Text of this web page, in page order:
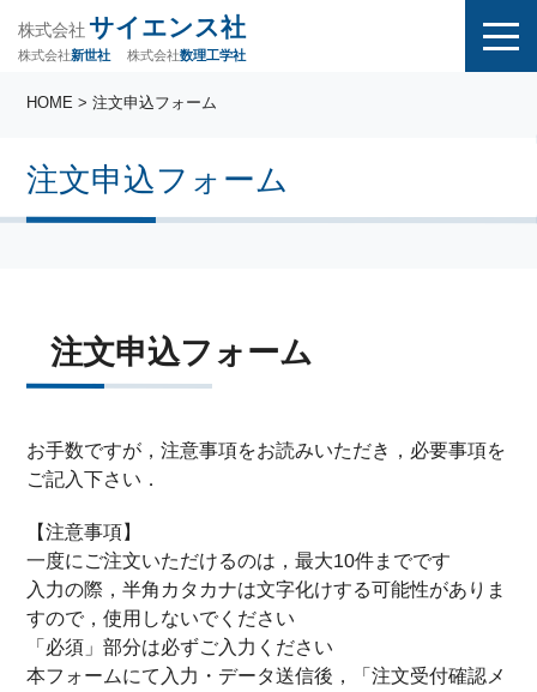
株式会社 サイエンス社
株式会社新世社 株式会社数理工学社
注文申込フォーム
HOME > 注文申込フォーム
注文申込フォーム
お手数ですが，注意事項をお読みいただき，必要事項を
ご記入下さい．
【注意事項】
一度にご注文いただけるのは，最大10件までです
入力の際，半角カタカナは文字化けする可能性がありま
すので，使用しないでください
「必須」部分は必ずご入力ください
本フォームにて入力・データ送信後，「注文受付確認メ